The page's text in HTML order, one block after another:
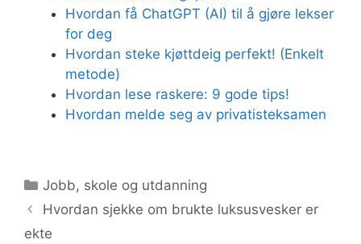
Hvordan få ChatGPT (AI) til å gjøre lekser
for deg
Hvordan steke kjøttdeig perfekt! (Enkelt
metode)
Hvordan lese raskere: 9 gode tips!
Hvordan melde seg av privatisteksamen
Kategorier
Jobb, skole og utdanning
Hvordan sjekke om brukte luksusvesker er
ekte